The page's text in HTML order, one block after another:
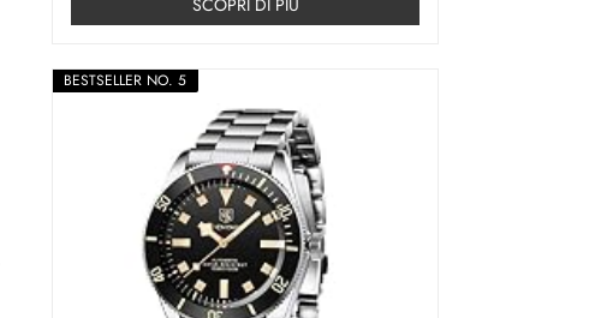
SCOPRI DI PIÚ
BESTSELLER NO. 5